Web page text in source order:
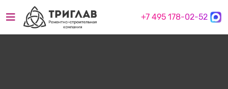
+7 495 178-02-52